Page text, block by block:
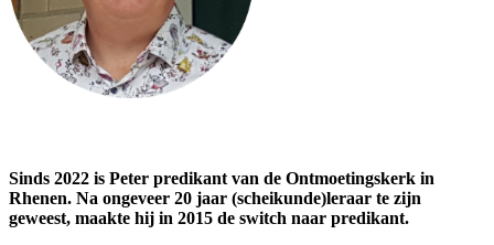
Sinds 2022 is Peter predikant van de Ontmoetingskerk in
Rhenen. Na ongeveer 20 jaar (scheikunde)leraar te zijn
geweest, maakte hij in 2015 de switch naar predikant.